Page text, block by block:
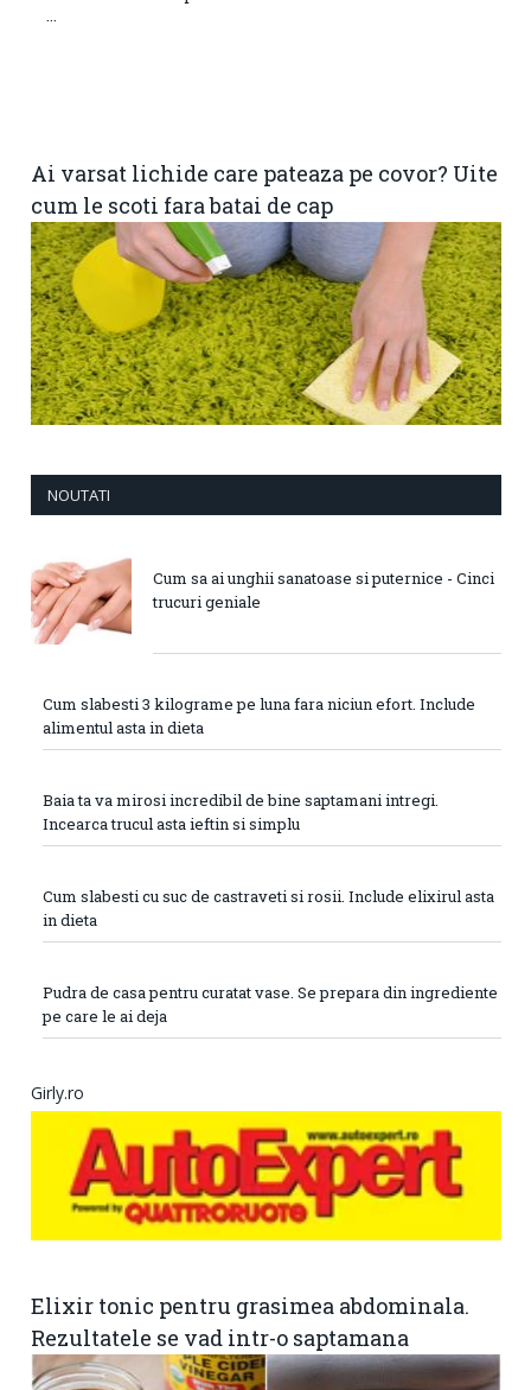
...
Ai varsat lichide care pateaza pe covor? Uite
cum le scoti fara batai de cap
NOUTATI
Cum sa ai unghii sanatoase si puternice - Cinci
trucuri geniale
Cum slabesti 3 kilograme pe luna fara niciun efort. Include
alimentul asta in dieta
Baia ta va mirosi incredibil de bine saptamani intregi.
Incearca trucul asta ieftin si simplu
Cum slabesti cu suc de castraveti si rosii. Include elixirul asta
in dieta
Pudra de casa pentru curatat vase. Se prepara din ingrediente
pe care le ai deja
Girly.ro
Elixir tonic pentru grasimea abdominala.
Rezultatele se vad intr-o saptamana